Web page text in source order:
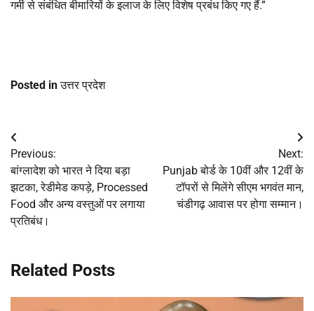
गर्मी से संबंधित बीमारियों के इलाज के लिए विशेष प्रबंध किए गए हैं.”
Posted inउत्तर प्रदेश
Post
navigation
Previous:
बांग्लादेश को भारत ने दिया बड़ा
झटका, रेडीमेड कपड़े, Processed
Food और अन्य वस्तुओं पर लगाया
प्रतिबंध।
Next:
Punjab बोर्ड के 10वीं और 12वीं के
टॉपरों से मिलेंगे सीएम भगवंत मान,
चंडीगढ़ आवास पर होगा सम्मान।
Related Posts